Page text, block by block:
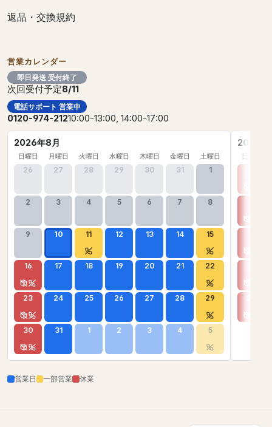
返品・交換規約
営業カレンダー
即日発送 受付終了
次回受付予定8/11
電話サポート 営業中
0120-974-21210:00-13:00, 14:00-17:00
2026年8月
日曜日 月曜日 火曜日 水曜日 木曜日 金曜日 土曜日
26 27 28 29 30 31 1
2 3 4 5 6 7 8
9 10 11 12 13 14 15
16 17 18 19 20 21 22
23 24 25 26 27 28 29
30 31 1 2 3 4 5
2026年
日曜日
営業日 一部営業 休業